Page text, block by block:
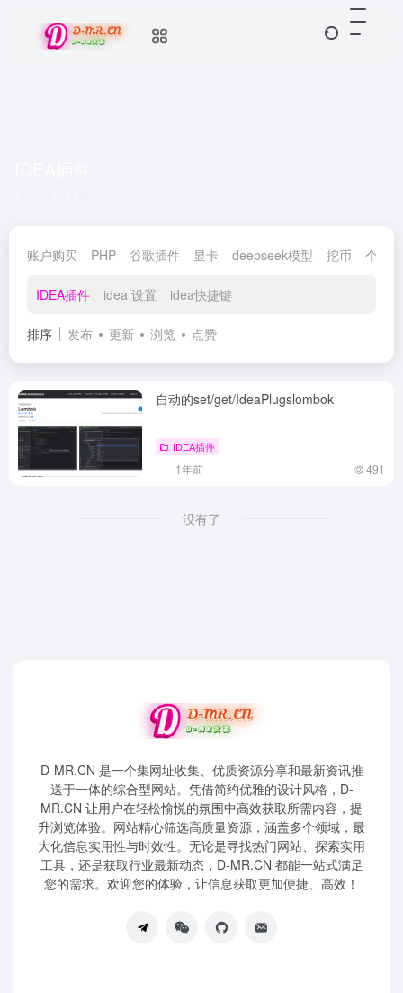
账户购买 PHP 谷歌插件 显卡 deepseek模型 挖币 个人
IDEA插件 idea 设置 idea快捷键
排序 发布 更新 浏览 点赞
自动的set/get/IdeaPlugslombok
IDEA插件
1年前 491
没有了
D-MR.CN 是一个集网址收集、优质资源分享和最新资讯推
送于一体的综合型网站。凭借简约优雅的设计风格，D-
MR.CN 让用户在轻松愉悦的氛围中高效获取所需内容，提
升浏览体验。网站精心筛选高质量资源，涵盖多个领域，最
大化信息实用性与时效性。无论是寻找热门网站、探索实用
工具，还是获取行业最新动态，D-MR.CN 都能一站式满足
您的需求。欢迎您的体验，让信息获取更加便捷、高效！